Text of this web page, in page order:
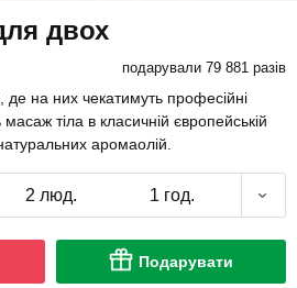
двох
подарували 79 881 разів
де на них чекатимуть професійні
тіла в класичній європейській
аромаолій.
2 люд. 1 год.
Подарувати